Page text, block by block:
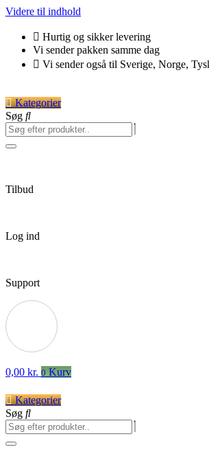
Videre til indhold
Hurtig og sikker levering
Vi sender pakken samme dag
Vi sender også til Sverige, Norge,
Kategorier
Søg
Tilbud
Log ind
Support
0,00 kr. 0 Kurv
Kategorier
Søg